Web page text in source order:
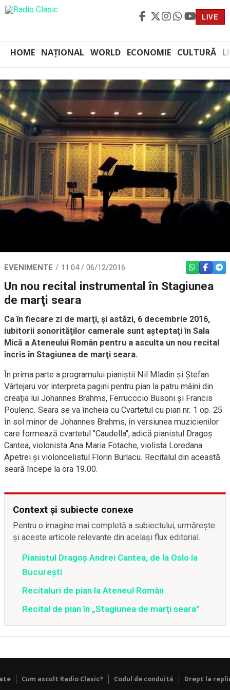
LIVE
HOME NAȚIONAL WORLD ECONOMIE CULTURĂ
EVENIMENTE 11:04 / 06/12/2016 WHATSAPP
Un nou recital instrumental în Stagiunea
de marţi seara
Ca în fiecare zi de marţi, şi astăzi, 6 decembrie 2016,
iubitorii sonorităţilor camerale sunt aşteptaţi în Sala
Mică a Ateneului Român pentru a asculta un nou recital
încris în Stagiunea de marţi seara.
În prima parte a programului pianiştii Nil Mladin şi Ştefan
Vârtejaru vor interpreta pagini pentru pian la patru mâini din
creaţia lui Johannes Brahms, Ferrucccio Busoni şi Francis
Poulenc. Seara se va încheia cu Cvartetul cu pian nr. 1 op. 25
în sol minor de Johannes Brahms, în versiunea muzicienilor
care formează cvartetul "Caudella", adică pianistul Dragoş
Cantea, violonista Ana Maria Fotache, violista Loredana
Apetrei şi violoncelistul Florin Burlacu. Recitalul din această
seară începe la ora 19.00.
Context și subiecte conexe
Pentru o imagine mai completă a subiectului, urmărește
și aceste articole relevante din același flux editorial.
Pianistul Dragoş Andrei Cantea, de la Oslo la
Bucureşti
Recitaluri de pian la Ateneul Român
Recital de pian în „Stagiunea de marţi seara”
Cum ascult Radio Clasic? Codul de conduită Drept la